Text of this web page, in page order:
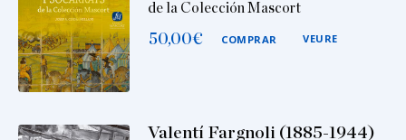
de la Colección Mascort
50,00€ COMPRAR VEURE
Valentí Fargnoli (1885-1944)